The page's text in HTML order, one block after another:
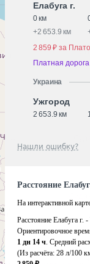
Елабуга г.
0 км
+2 653.9 км
2 859 ₽ за
Платная дорога
Украина
Ужгород
2 653.9 км
Нашли ошибку?
Расстояние
На интерактивной
Расстояние Елабуга г.
Ориентировочное
1 дн 14 ч. Средний
(Из расчёта: 28 л/100